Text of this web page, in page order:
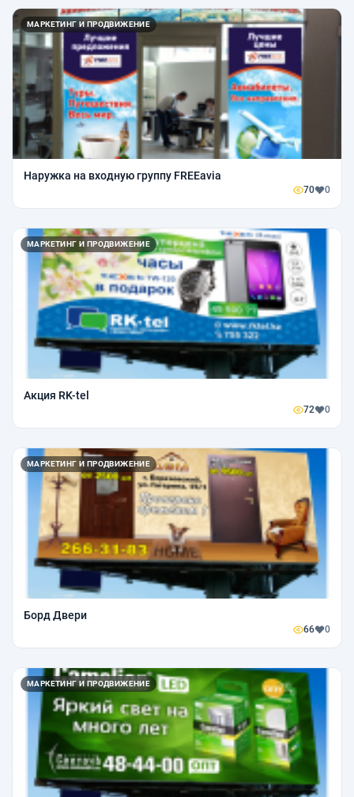
МАРКЕТИНГ И ПРОДВИЖЕНИЕ
Наружка на входную группу FREEavia
70 0
МАРКЕТИНГ И ПРОДВИЖЕНИЕ
Акция RK-tel
72 0
МАРКЕТИНГ И ПРОДВИЖЕНИЕ
Борд Двери
66 0
МАРКЕТИНГ И ПРОДВИЖЕНИЕ